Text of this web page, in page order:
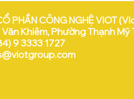
PHẦN CÔNG NGHỆ VIOT
Khiêm, Phường Thạnh Mỹ
9 3333 1727